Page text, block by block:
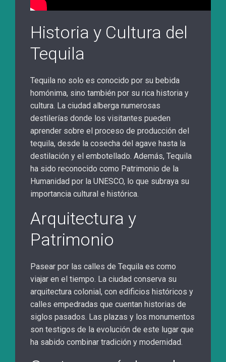
Historia y Cultura del
Tequila
Tequila no solo es conocido por su bebida
homónima, sino también por su rica historia y
cultura. La ciudad alberga numerosas
destilerías donde los visitantes pueden
aprender sobre el proceso de producción del
tequila, desde la cosecha del agave hasta la
destilación y el embotellado. Además, Tequila
ha sido reconocido como Patrimonio de la
Humanidad por la UNESCO, lo que subraya su
importancia cultural e histórica.
Arquitectura y
Patrimonio
Pasear por las calles de Tequila es como
viajar en el tiempo. La ciudad conserva su
arquitectura colonial, con edificios históricos y
calles empedradas que cuentan historias de
siglos pasados. Las plazas y los monumentos
son testigos de la evolución de este lugar que
ha sabido combinar tradición y modernidad.